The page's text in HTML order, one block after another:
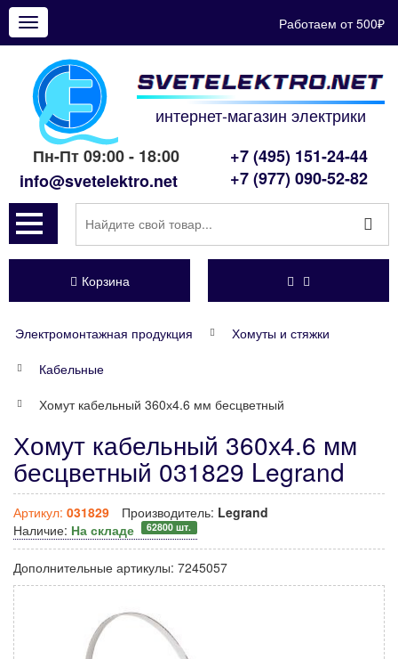
Показать
меню
Работаем от 500₽
интернет-магазин электрики
Пн-Пт 09:00 - 18:00
info@svetelektro.net
+7 (495) 151-24-44
+7 (977) 090-52-82
Корзина
Электромонтажная продукция
Хомуты и стяжки
Кабельные
Хомут кабельный 360х4.6 мм бесцветный
Хомут кабельный 360х4.6 мм
бесцветный 031829 Legrand
Артикул: 031829 Производитель: Legrand
Наличие: На складе 62800 шт.
Дополнительные артикулы: 7245057